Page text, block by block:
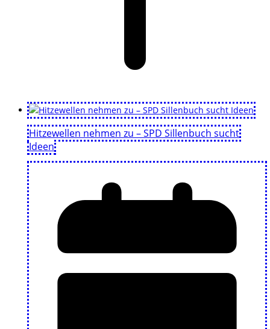
Hitzewellen nehmen zu – SPD Sillenbuch sucht
Ideen